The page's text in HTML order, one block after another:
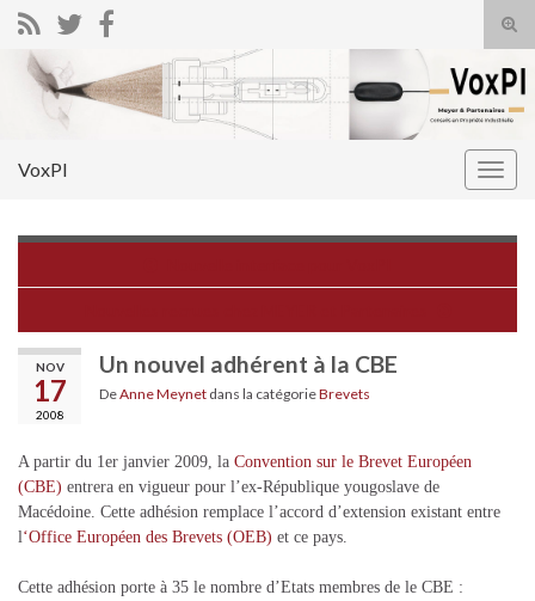
Search for:
VoxPI
NOV
17
2008
Un nouvel adhérent à la CBE
DeAnne Meynet dans la catégorieBrevets
A partir du 1er janvier 2009, la Convention sur le Brevet Européen
(CBE) entrera en vigueur pour l’ex-République yougoslave de
Macédoine. Cette adhésion remplace l’accord d’extension existant entre
l ‘Office Européen des Brevets (OEB) et ce pays.
Cette adhésion porte à 35 le nombre d’Etats membres de le CBE :